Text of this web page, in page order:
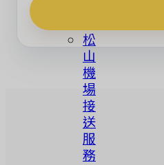
松
山
機
場
接
送
服
務